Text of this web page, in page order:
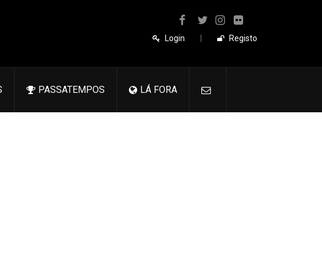
Login Registo
PASSATEMPOS LÁ FORA